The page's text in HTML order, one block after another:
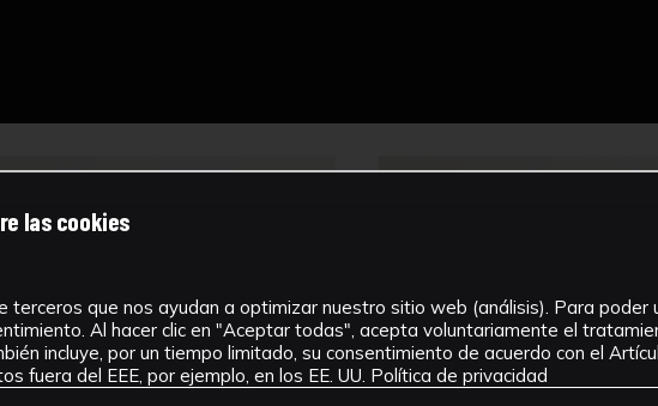
las cookies
terceros que nos ayudan a optimizar nuestro sitio web (análisis). Para poder
Al hacer clic en "Aceptar todas", acepta voluntariamente el
incluye, por un tiempo limitado, su consentimiento de acuerdo con el
fuera del EEE, por ejemplo, en los EE. UU. Política de privacidad